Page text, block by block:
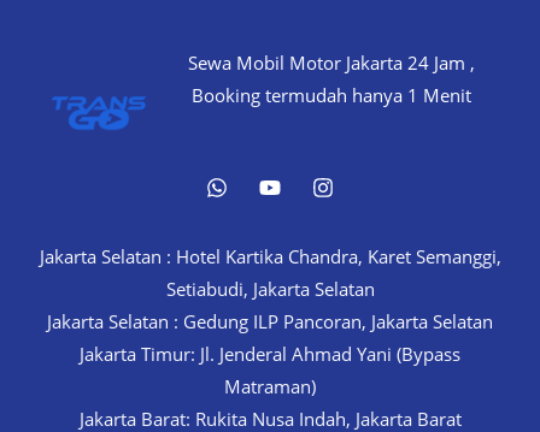
Sewa Mobil Motor Jakarta 24 Jam ,
Booking termudah hanya 1 Menit
Jakarta Selatan : Hotel Kartika Chandra, Karet Semanggi,
Setiabudi, Jakarta Selatan
Jakarta Selatan : Gedung ILP Pancoran, Jakarta Selatan
Jakarta Timur: Jl. Jenderal Ahmad Yani (Bypass
Matraman)
Jakarta Barat: Rukita Nusa Indah, Jakarta Barat